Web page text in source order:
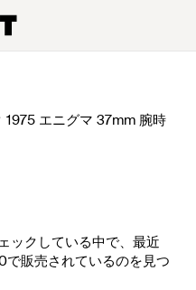
1975 エニグマ 37mm 腕時
ックしている中で、最近
で販売されているのを見つ